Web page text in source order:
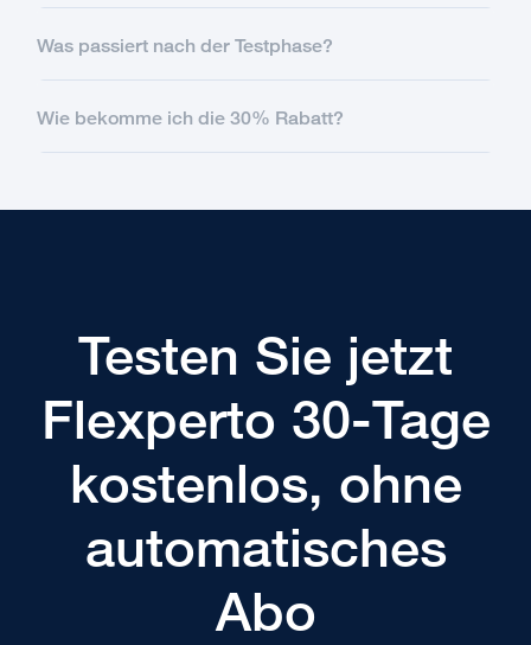
Was passiert nach der Testphase?
Wie bekomme ich die 30% Rabatt?
Testen Sie jetzt
Flexperto 30-Tage
kostenlos, ohne
automatisches
Abo